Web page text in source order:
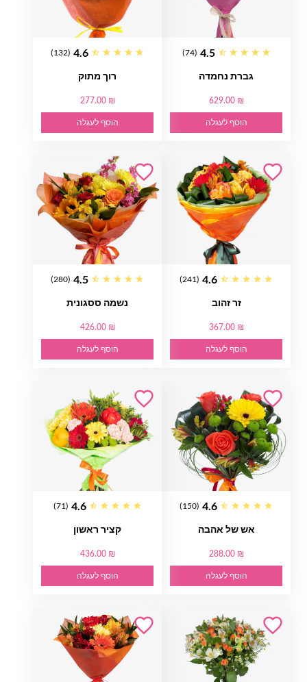
4.5
(74)
גברת נחמדה
629.00 ₪
הוסף לעגלה
4.6
(132)
רוך מתוק
277.00 ₪
הוסף לעגלה
4.6
(241)
זר זהוב
367.00 ₪
הוסף לעגלה
4.5
(280)
נשמה ססגונית
426.00 ₪
הוסף לעגלה
4.6
(150)
אש של אהבה
288.00 ₪
הוסף לעגלה
4.6
(71)
קציר ראשון
436.00 ₪
הוסף לעגלה